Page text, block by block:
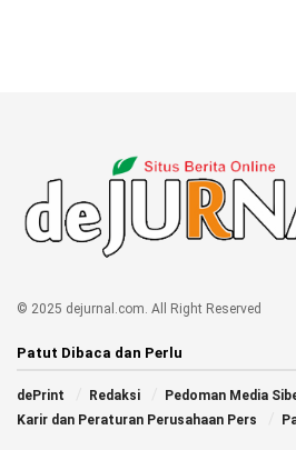
© 2025 dejurnal.com. All Right Reserved
Patut Dibaca dan Perlu
dePrint Redaksi
Pedoman Media
Karir dan Peraturan Perusahaan Pers